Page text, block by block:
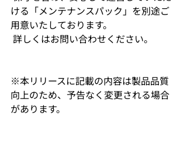
ける「メンテナンスパック」を別途ご
用意いたしております。
詳しくはお問い合わせください。
※本リリースに記載の内容は製品品質
向上のため、予告なく変更される場合
があります。